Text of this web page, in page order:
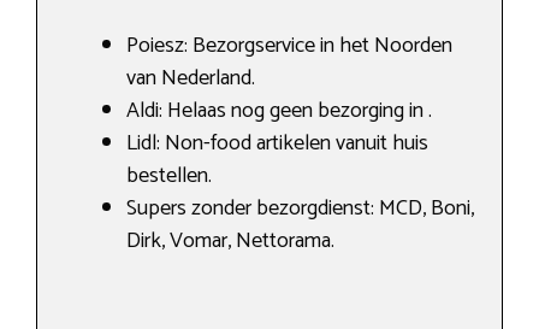
Poiesz: Bezorgservice in het Noorden
van Nederland.
Aldi: Helaas nog geen bezorging in .
Lidl: Non-food artikelen vanuit huis
bestellen.
Supers zonder bezorgdienst: MCD, Boni,
Dirk, Vomar, Nettorama.